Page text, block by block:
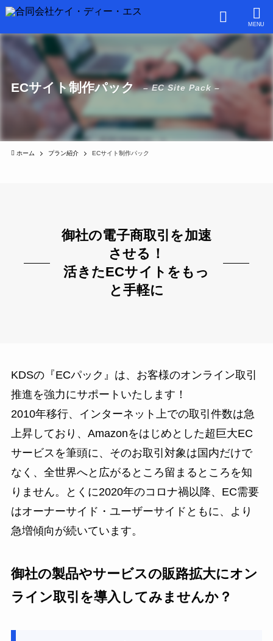
MENU
ECサイト制作パック – EC Site Pack –
ホーム プラン紹介 ECサイト制作パック
御社の電子商取引を加速
させる！
活きたECサイトをもっ
と手軽に
KDSの『ECパック』は、お客様のオンライン取引
推進を強力にサポートいたします！
2010年移行、インターネット上での取引件数は急
上昇しており、Amazonをはじめとした超巨大EC
サービスを筆頭に、そのお取引対象は国内だけで
なく、全世界へと広がるところ留まるところを知
りません。とくに2020年のコロナ禍以降、EC需要
はオーナーサイド・ユーザーサイドともに、より
急増傾向が続いています。
御社の製品やサービスの販路拡大にオン
ライン取引を導入してみませんか？